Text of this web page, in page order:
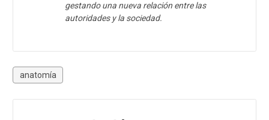
gestando una nueva relación entre las
autoridades y la sociedad.
anatomía